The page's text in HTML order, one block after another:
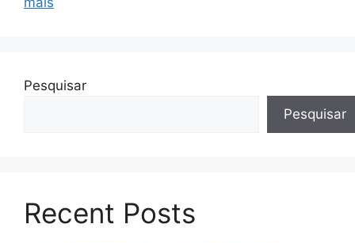
Pesquisar
Pesquisar
Recent Posts